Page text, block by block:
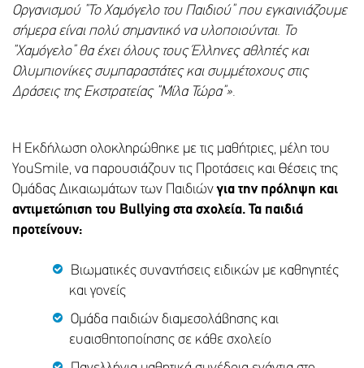
Οργανισμού “Το Χαμόγελο του Παιδιού” που εγκαινιάζουμε
σήμερα είναι πολύ σημαντικό να υλοποιούνται. To
“Χαμόγελο” θα έχει όλους τους Έλληνες αθλητές και
Ολυμπιονίκες συμπαραστάτες και συμμέτοχους στις
Δράσεις της Εκστρατείας “Μίλα Τώρα”».
Η Εκδήλωση ολοκληρώθηκε με τις μαθήτριες, μέλη του
YouSmile, να παρουσιάζουν τις Προτάσεις και Θέσεις της
Ομάδας Δικαιωμάτων των Παιδιώνγια την πρόληψη και
αντιμετώπιση του Bullying στα σχολεία. Τα παιδιά
προτείνουν:
Βιωματικές συναντήσεις ειδικών με καθηγητές
και γονείς
Ομάδα παιδιών διαμεσολάβησης και
ευαισθητοποίησης σε κάθε σχολείο